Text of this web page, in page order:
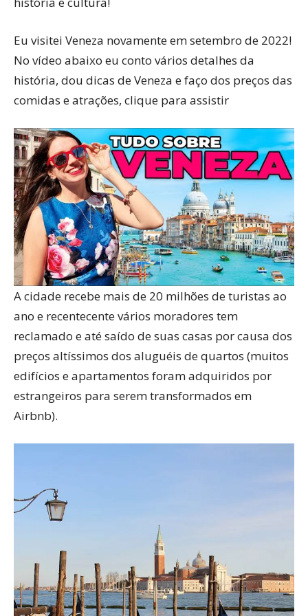
Eu visitei Veneza novamente em setembro de 2022!
No vídeo abaixo eu conto vários detalhes da
história, dou dicas de Veneza e faço dos preços das
comidas e atrações, clique para assistir
A cidade recebe mais de 20 milhões de turistas ao
ano e recentecente vários moradores tem
reclamado e até saído de suas casas por causa dos
preços altíssimos dos aluguéis de quartos (muitos
edifícios e apartamentos foram adquiridos por
estrangeiros para serem transformados em
Airbnb).